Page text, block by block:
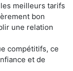
meilleurs tarifs
bon
une relation
compétitifs, ce
et de